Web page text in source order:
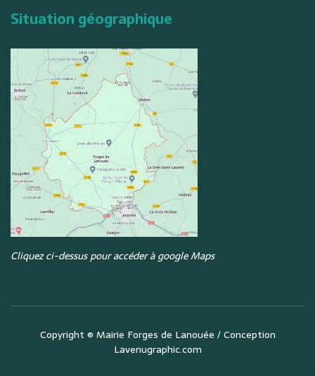
Situation géographique
Cliquez ci-dessus pour accéder à google Maps
Copyright © Mairie Forges de Lanouée / Conception
Lavenugraphic.com